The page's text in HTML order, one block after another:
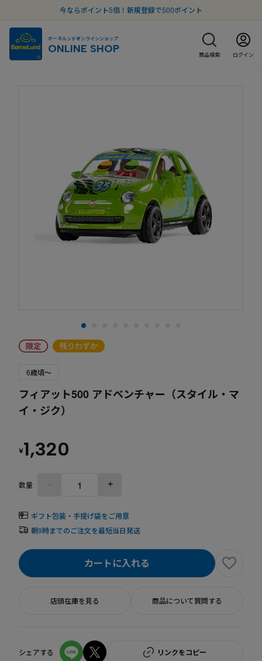
今ならポイント5倍！新規登録で500ポイント
ボーネルンドオンラインショップ
ONLINE SHOP 商品検索 ログイン
6歳頃～
フィアット500 アドベンチャー（スタイル・マ
イ・ジク）
¥1,320
数量 - +
ギフト包装・手提げ袋をご用意
朝9時までのご注文を最短当日発送
カートに入れる
店頭在庫を見る 商品について質問する
シェアする リンクをコピー